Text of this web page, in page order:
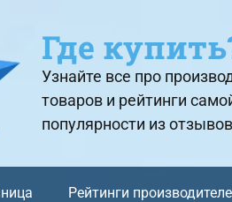
Где
Узнайте все про
товаров и рейтинги
популярности из отзывов
Рейтинги